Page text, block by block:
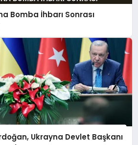
Bomba İhbarı Sonrası
Ukrayna Devlet Başkanı